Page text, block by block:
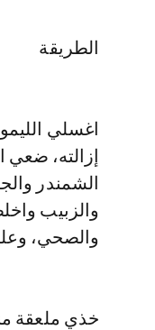
الطريقة
اغسلي
إزالته،
الشمندر
والزبيب
والصحي،
خذي ملعقة